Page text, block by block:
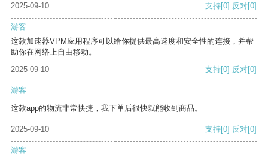
2025-09-10
支持[0] 反对[0]
游客
这款加速器VPM应用程序可以给你提供最高速度和安全性的连接，并帮
助你在网络上自由移动。
2025-09-10
支持[0] 反对[0]
游客
这款app的物流非常快捷，我下单后很快就能收到商品。
2025-09-10 支持[0] 反对[0]
游客